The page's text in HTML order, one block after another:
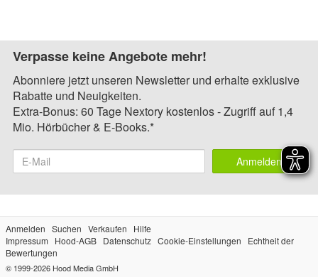
Verpasse keine Angebote mehr!
Abonniere jetzt unseren Newsletter und erhalte exklusive
Rabatte und Neuigkeiten.
Extra-Bonus: 60 Tage Nextory kostenlos - Zugriff auf 1,4
Mio. Hörbücher & E-Books.*
Anmelden
Anmelden Suchen Verkaufen
Hilfe
Impressum
Hood-AGB Datenschutz Cookie-Einstellungen
Echtheit der
Bewertungen
© 1999-2026 Hood Media GmbH